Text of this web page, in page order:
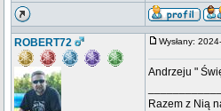
ROBERT72 Wysłany:
Andrzeju "
Razem z Nią